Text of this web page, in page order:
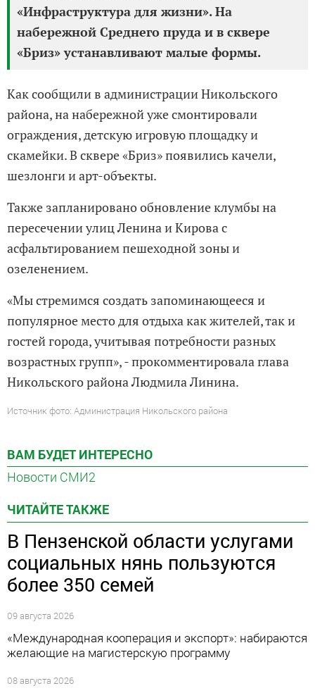
«Инфраструктура для жизни». На
набережной Среднего пруда и в сквере
«Бриз» устанавливают малые формы.
Как сообщили в администрации Никольского
района, на набережной уже смонтировали
ограждения, детскую игровую площадку и
скамейки. В сквере «Бриз» появились качели,
шезлонги и арт-объекты.
Также запланировано обновление клумбы на
пересечении улиц Ленина и Кирова с
асфальтированием пешеходной зоны и
озеленением.
«Мы стремимся создать запоминающееся и
популярное место для отдыха как жителей, так и
гостей города, учитывая потребности разных
возрастных групп», - прокомментировала глава
Никольского района Людмила Линина.
Источник фото: Администрация Никольского района
ВАМ БУДЕТ ИНТЕРЕСНО
Новости СМИ2
ЧИТАЙТЕ ТАКЖЕ
В Пензенской области услугами
социальных нянь пользуются
более 350 семей
09 августа 2026
«Международная кооперация и экспорт»: набираются
желающие на магистерскую программу
08 августа 2026